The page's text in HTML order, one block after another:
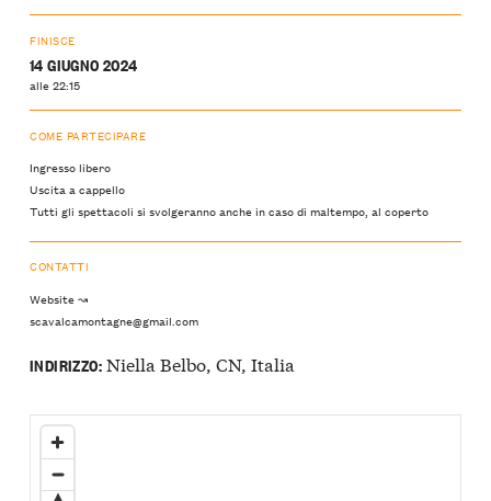
FINISCE
14 GIUGNO 2024
alle 22:15
COME PARTECIPARE
Ingresso libero
Uscita a cappello
Tutti gli spettacoli si svolgeranno anche in caso di maltempo, al coperto
CONTATTI
Website ↝
scavalcamontagne@gmail.com
INDIRIZZO:Niella Belbo, CN, Italia